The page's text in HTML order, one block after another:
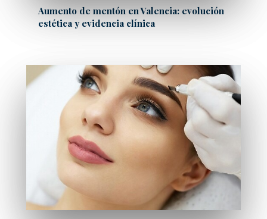
Aumento de mentón en Valencia: evolución
estética y evidencia clínica